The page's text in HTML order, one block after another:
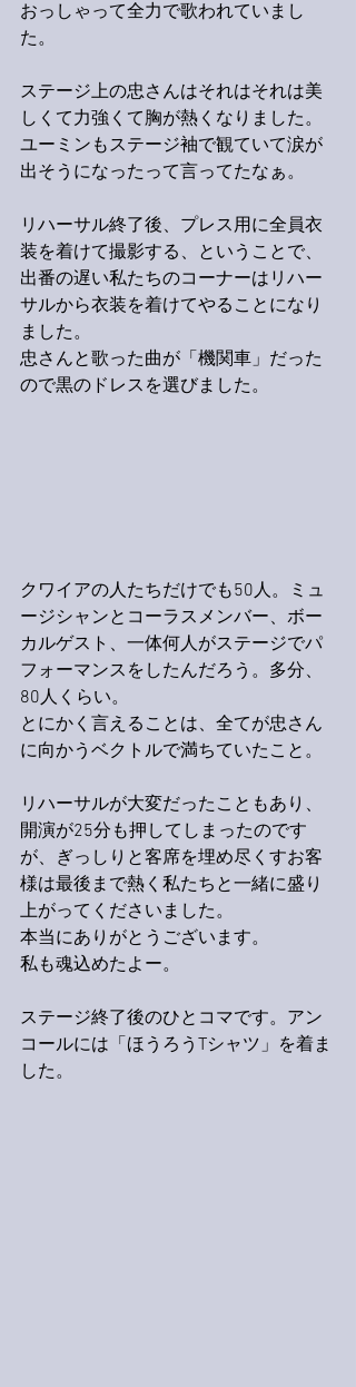
おっしゃって全力で歌われていまし
た。
ステージ上の忠さんはそれはそれは美
しくて力強くて胸が熱くなりました。
ユーミンもステージ袖で観ていて涙が
出そうになったって言ってたなぁ。
リハーサル終了後、プレス用に全員衣
装を着けて撮影する、ということで、
出番の遅い私たちのコーナーはリハー
サルから衣装を着けてやることになり
ました。
忠さんと歌った曲が「機関車」だった
ので黒のドレスを選びました。
クワイアの人たちだけでも50人。ミュ
ージシャンとコーラスメンバー、ボー
カルゲスト、一体何人がステージでパ
フォーマンスをしたんだろう。多分、
80人くらい。
とにかく言えることは、全てが忠さん
に向かうベクトルで満ちていたこと。
リハーサルが大変だったこともあり、
開演が25分も押してしまったのです
が、ぎっしりと客席を埋め尽くすお客
様は最後まで熱く私たちと一緒に盛り
上がってくださいました。
本当にありがとうございます。
私も魂込めたよー。
ステージ終了後のひとコマです。アン
コールには「ほうろうTシャツ」を着ま
した。